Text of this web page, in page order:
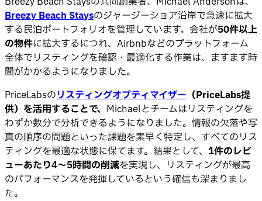
Breezy Beach Staysのジャージーショア沿岸で急速に拡大
する民泊ポートフォリオを管理しています。会社が50件以上
の物件に拡大するにつれ、Airbnbなどのプラットフォーム
全体でリスティングを確認・最適化する作業は、ますます時
間がかかるようになりました。
PriceLabsのリスティングオプティマイザー （PriceLabs提
供）を活用することで、 Michaelとチームはリスティングを
わずか数分で分析できるようになりました。情報の欠落や写
真の順序の問題といった課題を素早く特定し、すべてのリス
ティングを最適な状態に保てます。結果として、 1件のレビ
ューあたり4〜5時間の削減を実現し、リスティングが最高
のパフォーマンスを発揮しているという確信も深まりまし
た。